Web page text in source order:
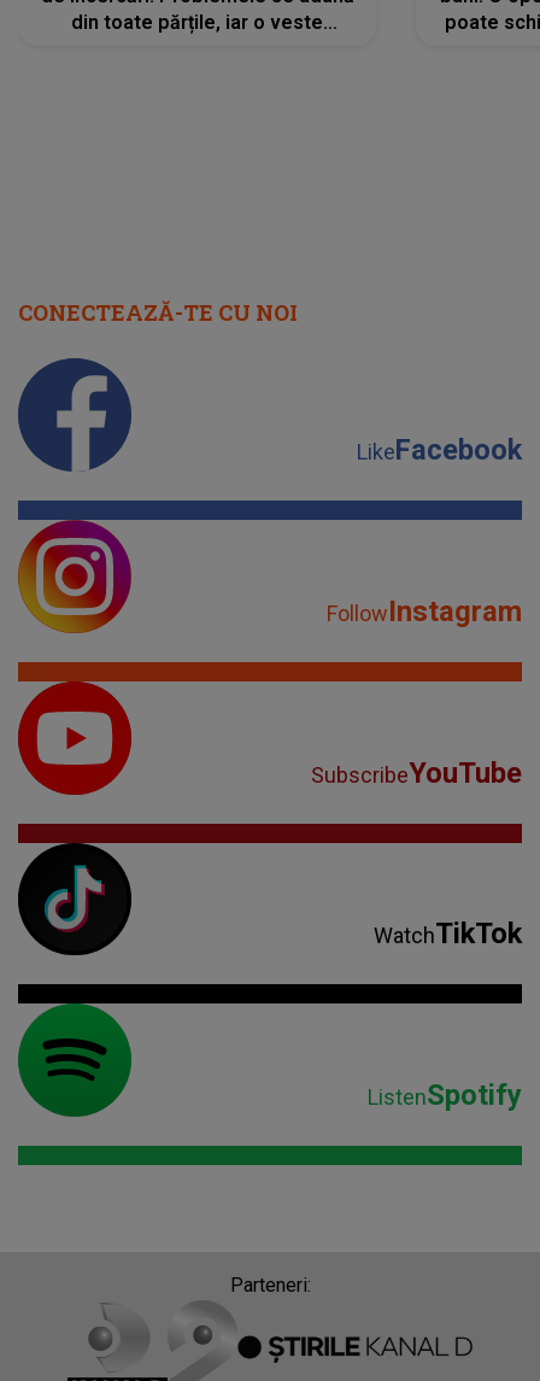
din toate părțile, iar o veste
poate
CONECTEAZĂ-TE CU NOI
LikeFacebook
FollowInstagram
SubscribeYouTube
WatchTikTok
ListenSpotify
Parteneri: